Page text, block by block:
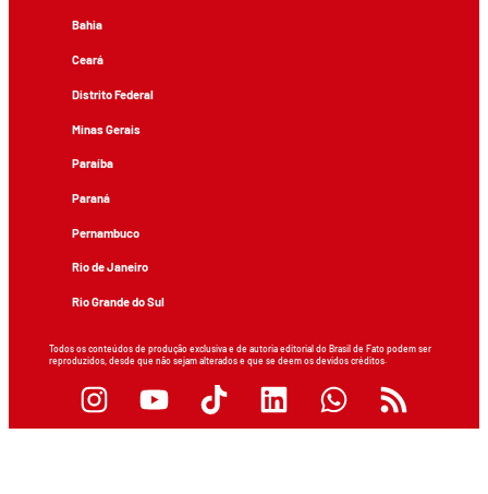
Bahia
Ceará
Distrito Federal
Minas Gerais
Paraíba
Paraná
Pernambuco
Rio de Janeiro
Rio Grande do Sul
Todos os conteúdos de produção exclusiva e de autoria editorial do Brasil de Fato podem ser
reproduzidos, desde que não sejam alterados e que se deem os devidos créditos.